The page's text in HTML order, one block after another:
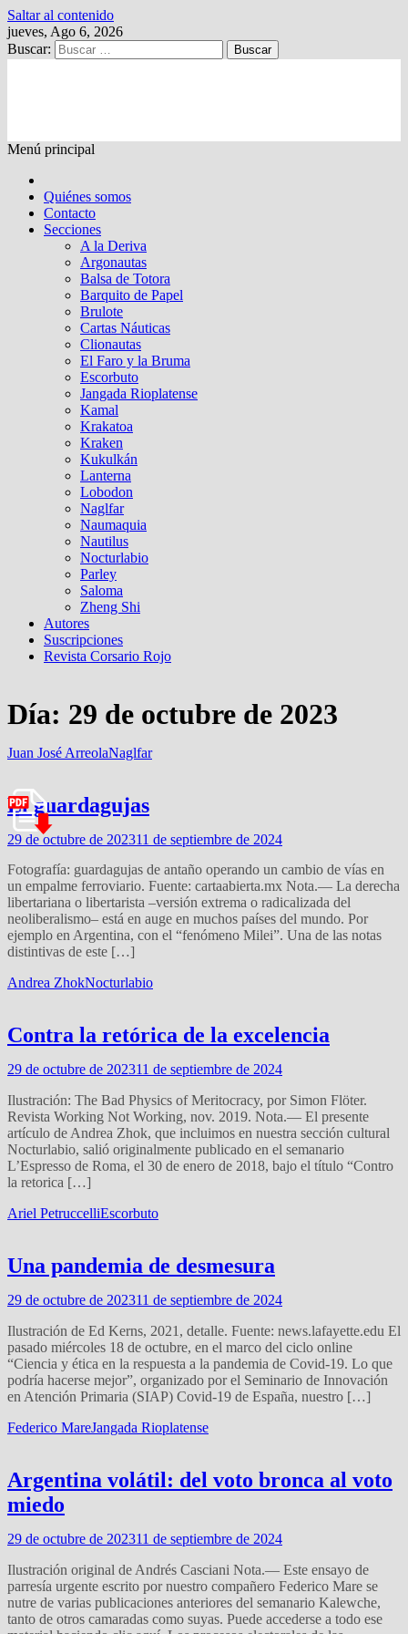
Saltar al contenido
jueves, Ago 6, 2026
Buscar:
Menú principal
Quiénes somos
Contacto
Secciones
A la Deriva
Argonautas
Balsa de Totora
Barquito de Papel
Brulote
Cartas Náuticas
Clionautas
El Faro y la Bruma
Escorbuto
Jangada Rioplatense
Kamal
Krakatoa
Kraken
Kukulkán
Lanterna
Lobodon
Naglfar
Naumaquia
Nautilus
Nocturlabio
Parley
Saloma
Zheng Shi
Autores
Suscripciones
Revista Corsario Rojo
Día: 29 de octubre de 2023
Juan José ArreolaNaglfar
El guardagujas
29 de octubre de 202311 de septiembre de 2024
Fotografía: guardagujas de antaño operando un cambio de vías en
un empalme ferroviario. Fuente: cartaabierta.mx Nota.— La derecha
libertariana o libertarista –versión extrema o radicalizada del
neoliberalismo– está en auge en muchos países del mundo. Por
ejemplo en Argentina, con el “fenómeno Milei”. Una de las notas
distintivas de este […]
Andrea ZhokNocturlabio
Contra la retórica de la excelencia
29 de octubre de 202311 de septiembre de 2024
Ilustración: The Bad Physics of Meritocracy, por Simon Flöter.
Revista Working Not Working, nov. 2019. Nota.— El presente
artículo de Andrea Zhok, que incluimos en nuestra sección cultural
Nocturlabio, salió originalmente publicado en el semanario
L’Espresso de Roma, el 30 de enero de 2018, bajo el título “Contro
la retorica […]
Ariel PetruccelliEscorbuto
Una pandemia de desmesura
29 de octubre de 202311 de septiembre de 2024
Ilustración de Ed Kerns, 2021, detalle. Fuente: news.lafayette.edu El
pasado miércoles 18 de octubre, en el marco del ciclo online
“Ciencia y ética en la respuesta a la pandemia de Covid-19. Lo que
podría hacerse mejor”, organizado por el Seminario de Innovación
en Atención Primaria (SIAP) Covid-19 de España, nuestro […]
Federico MareJangada Rioplatense
Argentina volátil: del voto bronca al voto
miedo
29 de octubre de 202311 de septiembre de 2024
Ilustración original de Andrés Casciani Nota.— Este ensayo de
parresía urgente escrito por nuestro compañero Federico Mare se
nutre de varias publicaciones anteriores del semanario Kalewche,
tanto de otros camaradas como suyas. Puede accederse a todo ese